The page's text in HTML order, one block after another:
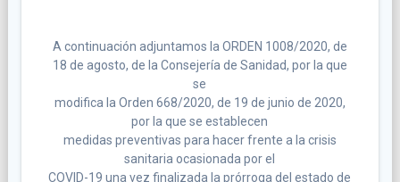
A continuación adjuntamos la ORDEN 1008/2020, de
18 de agosto, de la Consejería de Sanidad, por la que
se
modifica la Orden 668/2020, de 19 de junio de 2020,
por la que se establecen
medidas preventivas para hacer frente a la crisis
sanitaria ocasionada por el
COVID-19 una vez finalizada la prórroga del estado de